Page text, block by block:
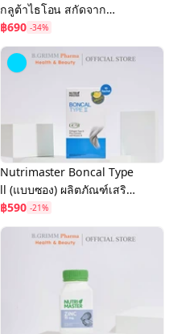
กลูต้าไธโอน สกัดจาก
ธรรมชาติ อี-ซี่ไวท์ (30
แคปซูล/กล่อง)
฿690 -34%
Nutrimaster Boncal Type
ll (แบบซอง) ผลิตภัณฑ์เสริม
อาหาร ชะลอข้อเสื่อม และ
บรรเทาข้ออักเสบ
฿590 -21%